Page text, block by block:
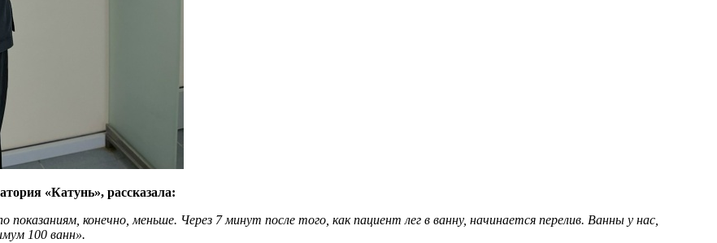
«Катунь», рассказала:
конечно, меньше. Через 7 минут после того, как пациент лег в ванну, начинается перелив. Ванны у нас,
100 ванн».